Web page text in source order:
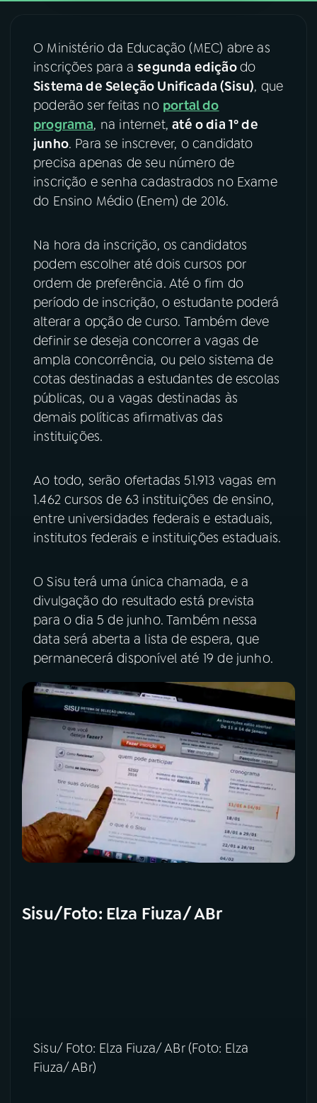
07ÚLTIMAS
08FESTIVAL DE MÚSICA
ACOMPANHE A RÁDIO NACIONAL
YouTube Facebook
TikTok
O Ministério da Educação (MEC) abre as
inscrições para asegunda ediçãodo
Sistema de Seleção Unificada (Sisu), que
poderão ser feitas no portal do
programa, na internet,até o dia 1º de
junho. Para se inscrever, o candidato
precisa apenas de seu número de
inscrição e senha cadastrados no Exame
do Ensino Médio (Enem) de 2016.
Na hora da inscrição, os candidatos
podem escolher até dois cursos por
ordem de preferência. Até o fim do
período de inscrição, o estudante poderá
alterar a opção de curso. Também deve
definir se deseja concorrer a vagas de
ampla concorrência, ou pelo sistema de
cotas destinadas a estudantes de escolas
públicas, ou a vagas destinadas às
demais políticas afirmativas das
instituições.
Ao todo, serão ofertadas 51.913 vagas em
1.462 cursos de 63 instituições de ensino,
entre universidades federais e estaduais,
institutos federais e instituições estaduais.
O Sisu terá uma única chamada, e a
divulgação do resultado está prevista
para o dia 5 de junho. Também nessa
data será aberta a lista de espera, que
permanecerá disponível até 19 de junho.
Sisu/Foto: Elza Fiuza/ ABr
Sisu/ Foto: Elza Fiuza/ ABr (Foto: Elza
Fiuza/ ABr)